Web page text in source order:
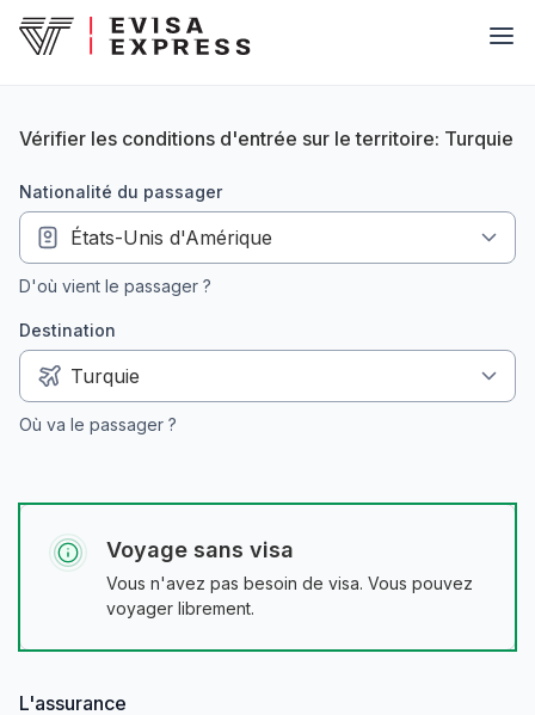
Vérifier les conditions d'entrée sur le territoire: Turquie
nationalité du passager
D'où vient le passager ?
Destination
Où va le passager ?
Voyage sans visa
Vous n'avez pas besoin de visa. Vous pouvez
voyager librement.
L'assurance